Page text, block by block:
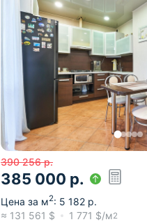
390 256 р.
385 000 р.
Цена за м2: 5 182 р.
≈ 131 561 $ 1 771 $/м2